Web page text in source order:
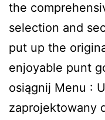
the
selection and
put up the
enjoyable punt
osiągnij Menu :
zaprojektowany